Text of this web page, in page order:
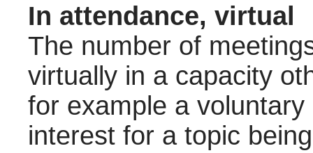
In attendance, virtual
The number of
virtually in a capacity
for example a
interest for a topic